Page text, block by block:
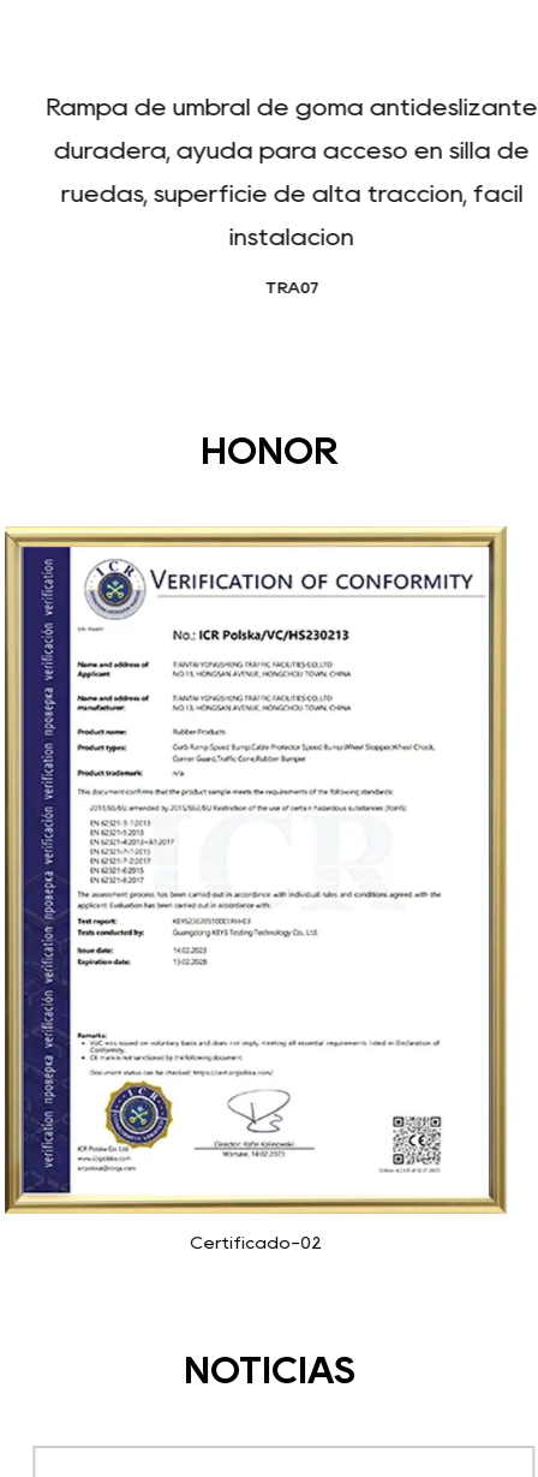
Rampa de umbral de goma antideslizante
duradera, ayuda para acceso en silla de
ruedas, superficie de alta tracción, fácil
instalación
TRA07
HONOR
Certificado-02
NOTICIAS